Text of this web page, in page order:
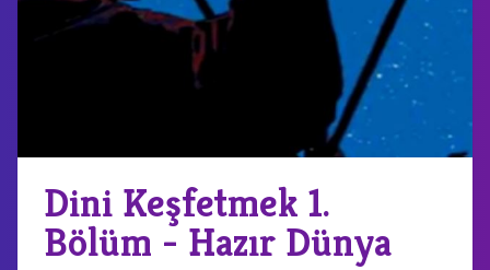
Dini Keşfetmek 1.
Bölüm - Hazır Dünya